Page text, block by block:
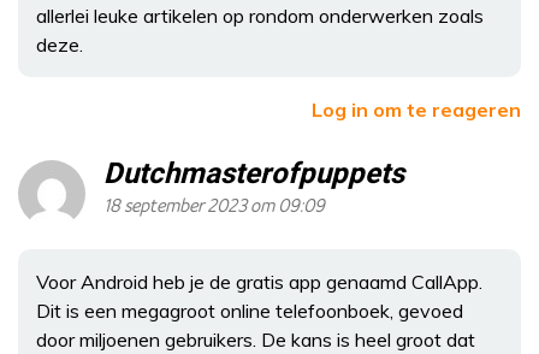
allerlei leuke artikelen op rondom onderwerken zoals
deze.
Log in om te reageren
Dutchmasterofpuppets
18 september 2023 om 09:09
Voor Android heb je de gratis app genaamd CallApp.
Dit is een megagroot online telefoonboek, gevoed
door miljoenen gebruikers. De kans is heel groot dat